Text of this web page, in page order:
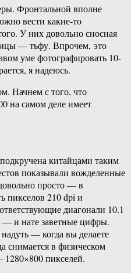
Фронтальной вполне
вести какие-то
У них довольно сносная
— тьфу. Впрочем, это
уме фотографировать 10-
я надеюсь.
Начнем с того, что
на самом деле имеет
китайцами таким
показывали вожделенные
просто — в
пикселов 210 dpi и
диагонали 10.1
и нате заветные цифры.
— когда вы делаете
снимается в физическом
пикселей.